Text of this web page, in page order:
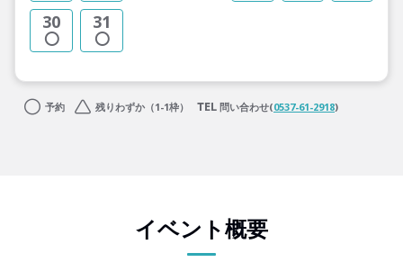
30 31
予約 残りわずか（1-1枠） 問い合わせ(0537-61-2918)
イベント概要